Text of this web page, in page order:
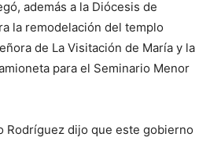
además a la Diócesis de
la remodelación del templo
de La Visitación de María y la
para el Seminario Menor
Rodríguez dijo que este gobierno